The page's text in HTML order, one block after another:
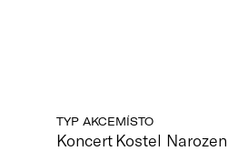
TYP AKCE
Koncert
MÍSTO
Kostel